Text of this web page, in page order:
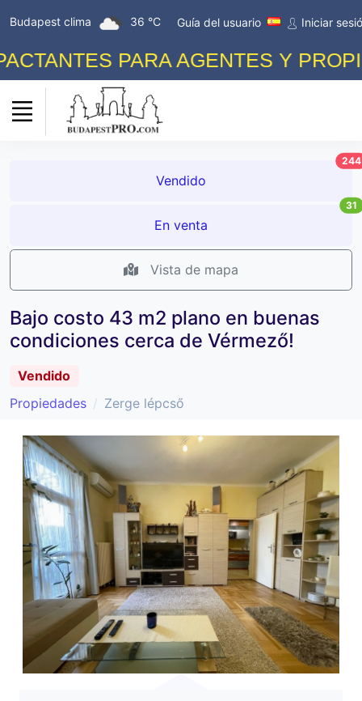
Budapest clima 36 °C Guía del usuario Iniciar
PARA AGENTES Y
Vendido
244
En venta
31
Vista de mapa
Bajo costo 43 m2 plano en buenas
condiciones cerca de Vérmező!
Vendido
Propiedades
Zerge lépcső